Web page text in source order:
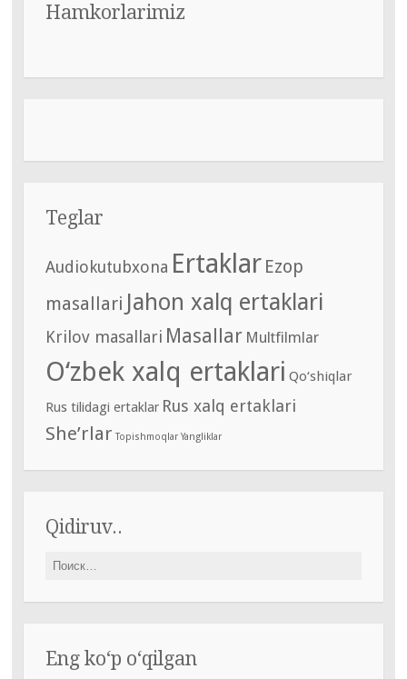
Hamkorlarimiz
Teglar
Audiokutubxona Ertaklar Ezop
masallari Jahon xalq ertaklari
Krilov masallari Masallar Multfilmlar
O‘zbek xalq ertaklari Qo‘shiqlar
Rus tilidagi ertaklar Rus xalq ertaklari
She’rlar Topishmoqlar Yangliklar
Qidiruv..
Найти:
Eng ko‘p o‘qilgan